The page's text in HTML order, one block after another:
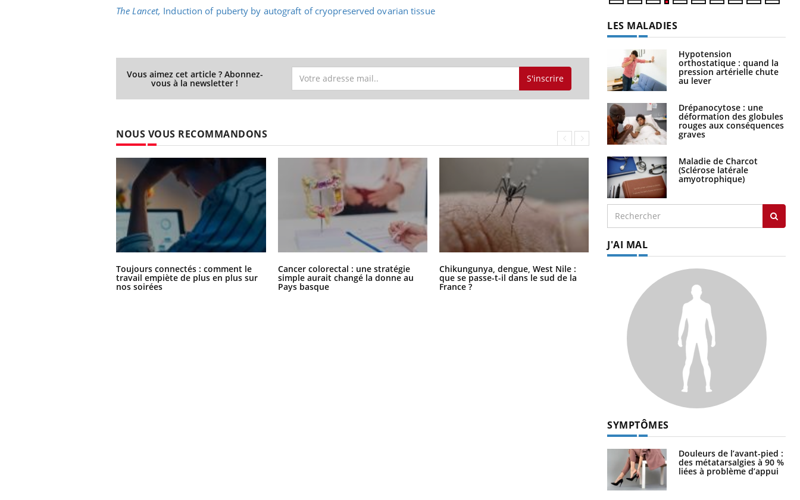
The Lancet, Induction of puberty by autograft of cryopreserved ovarian tissue
Vous aimez cet article ? Abonnez-
vous à la newsletter ! S'inscrire
NOUS VOUS RECOMMANDONS
Toujours connectés : comment le
travail empiète de plus en plus sur
nos soirées
Cancer colorectal : une stratégie
simple aurait changé la donne au
Pays basque
Chikungunya, dengue, West Nile :
que se passe-t-il dans le sud de la
France ?
Les médicaments GLP-1 protègent-
ils aussi les os ?
LES MALADIES
Hypotension
orthostatique : quand la
pression artérielle chute
au lever
Drépanocytose : une
déformation des globules
rouges aux conséquences
graves
Maladie de Charcot
(Sclérose latérale
amyotrophique)
J'AI MAL
SYMPTÔMES
Douleurs de l’avant-pied :
des métatarsalgies à 90 %
liées à problème d’appui